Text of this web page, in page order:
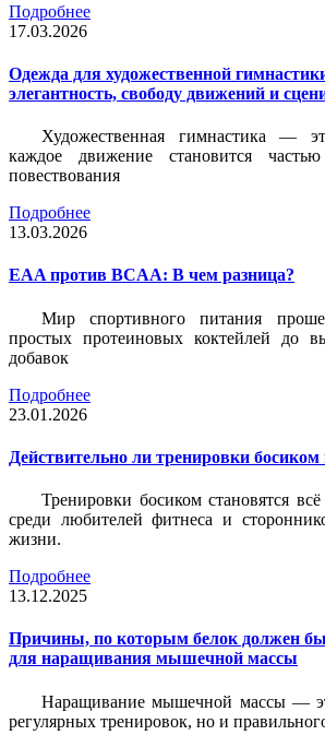
Подробнее
17.03.2026
Одежда для художественной
элегантность, свободу движений и
Художественная гимнастика —
каждое движение становится частью
повествования
Подробнее
13.03.2026
EAA против BCAA: В чем разница?
Мир спортивного питания
простых протеиновых коктейлей до
добавок
Подробнее
23.01.2026
Действительно ли тренировки босиком
Тренировки босиком становятся
среди любителей фитнеса и
жизни.
Подробнее
13.12.2025
Причины, по которым белок должен
для наращивания мышечной массы
Наращивание мышечной массы —
регулярных тренировок, но и